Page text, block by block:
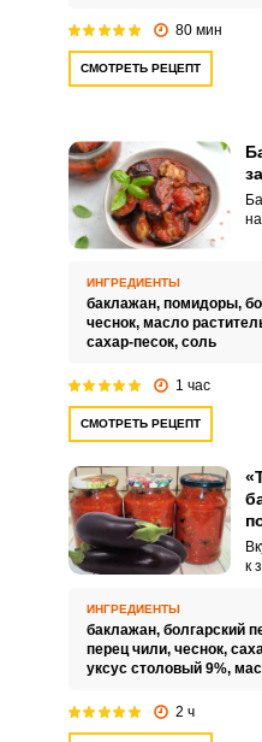
80 мин
СМОТРЕТЬ РЕЦЕПТ
ИНГРЕДИЕНТЫ
баклажан, помидоры,
чеснок, масло
сахар-песок, соль
1 час
СМОТРЕТЬ РЕЦЕПТ
к
ИНГРЕДИЕНТЫ
баклажан, болгарский
перец чили, чеснок,
уксус столовый 9%,
2 ч